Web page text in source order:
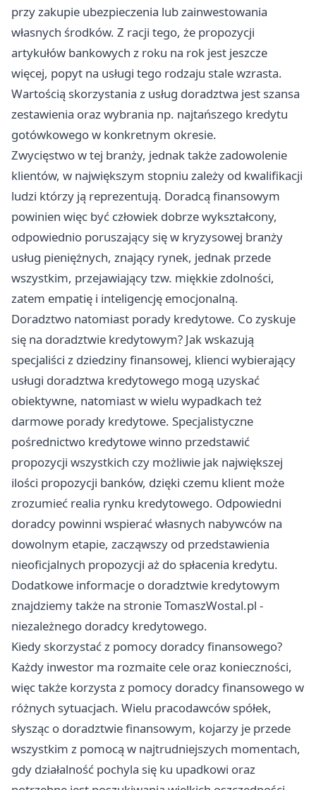
przy zakupie ubezpieczenia lub zainwestowania
własnych środków. Z racji tego, że propozycji
artykułów bankowych z roku na rok jest jeszcze
więcej, popyt na usługi tego rodzaju stale wzrasta.
Wartością skorzystania z usług doradztwa jest szansa
zestawienia oraz wybrania np. najtańszego kredytu
gotówkowego w konkretnym okresie.
Zwycięstwo w tej branży, jednak także zadowolenie
klientów, w największym stopniu zależy od kwalifikacji
ludzi którzy ją reprezentują. Doradcą finansowym
powinien więc być człowiek dobrze wykształcony,
odpowiednio poruszający się w kryzysowej branży
usług pieniężnych, znający rynek, jednak przede
wszystkim, przejawiający tzw. miękkie zdolności,
zatem empatię i inteligencję emocjonalną.
Doradztwo natomiast porady kredytowe. Co zyskuje
się na doradztwie kredytowym? Jak wskazują
specjaliści z dziedziny finansowej, klienci wybierający
usługi doradztwa kredytowego mogą uzyskać
obiektywne, natomiast w wielu wypadkach też
darmowe porady kredytowe. Specjalistyczne
pośrednictwo kredytowe winno przedstawić
propozycji wszystkich czy możliwie jak największej
ilości propozycji banków, dzięki czemu klient może
zrozumieć realia rynku kredytowego. Odpowiedni
doradcy powinni wspierać własnych nabywców na
dowolnym etapie, zacząwszy od przedstawienia
nieoficjalnych propozycji aż do spłacenia kredytu.
Dodatkowe informacje o doradztwie kredytowym
znajdziemy także na stronieTomaszWostal.pl -
niezależnego doradcy kredytowego.
Kiedy skorzystać z pomocy doradcy finansowego?
Każdy inwestor ma rozmaite cele oraz konieczności,
więc także korzysta z pomocy doradcy finansowego w
różnych sytuacjach. Wielu pracodawców spółek,
słysząc o doradztwie finansowym, kojarzy je przede
wszystkim z pomocą w najtrudniejszych momentach,
gdy działalność pochyla się ku upadkowi oraz